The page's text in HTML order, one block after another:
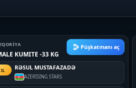
KUMITE -33 KG
Püşkatmanı aç
RƏSUL MUSTAFAZADƏ
AZERİSİNG STARS